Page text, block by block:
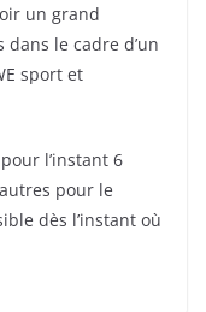
un grand
le cadre d’un
sport et
l’instant 6
pour le
dès l’instant où